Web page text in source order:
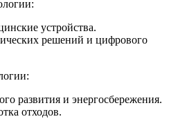
устройства.
решений и цифрового
развития и энергосбережения.
отходов.